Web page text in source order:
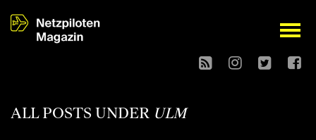
open
ALL POSTS UNDER ULM